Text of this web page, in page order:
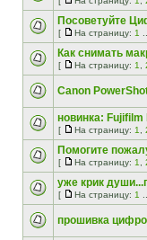
Посоветуйте
[ На страницу: 1
Как снимать
[ На страницу: 1
Canon
новинка: Fujifilm
[ На страницу: 1
Помогите
[ На страницу: 1
уже крик
[ На страницу: 1
прошивка